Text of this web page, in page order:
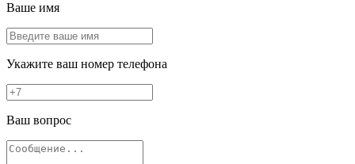
Ваше имя
Укажите ваш номер телефона
Ваш вопрос